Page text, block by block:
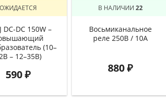
ОЖИДАЕТСЯ
DC-DC 150W –
(10–
– 12–35В)
590₽
В НАЛИЧИИ 22
Восьмиканальное
реле 250В / 10А
880₽